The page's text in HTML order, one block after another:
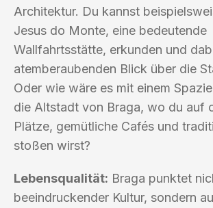
Architektur. Du kannst
Jesus do Monte, eine bedeutende
Wallfahrtsstätte, erkunden und
atemberaubenden Blick über die
Oder wie wäre es mit einem
die Altstadt von Braga, wo du auf
Plätze, gemütliche Cafés und
stoßen wirst?
Lebensqualität: Braga punktet
beeindruckender Kultur, sondern